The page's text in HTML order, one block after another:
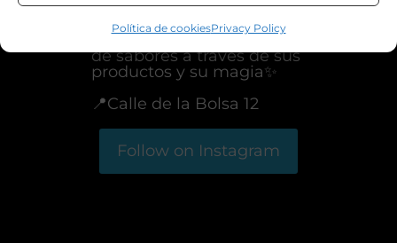
Política de cookiesPrivacy Policy
Italia y España, una búsqueda
de sabores a través de sus
productos y su magia✨
📍Calle de la Bolsa 12
Follow on Instagram